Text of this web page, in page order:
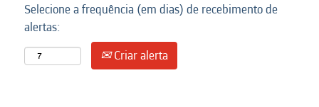
Selecione a frequência (em dias) de recebimento de
alertas:
Criar alerta